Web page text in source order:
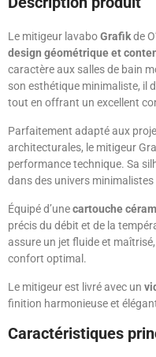
Le mitigeur lavaboGrafikde
design géométrique et
caractère aux salles de bain
son esthétique minimaliste, il
tout en offrant un excellent
Parfaitement adapté aux
architecturales, le mitigeur
performance technique. Sa
dans des univers
Équipé d’unecartouche
précis du débit et de la
assure un jet fluide et
confort optimal.
Le mitigeur est livré avec un
finition harmonieuse et
Caractéristiques